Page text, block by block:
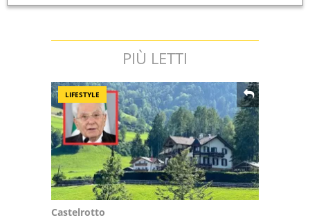
PIÙ LETTI
LIFESTYLE
Castelrotto